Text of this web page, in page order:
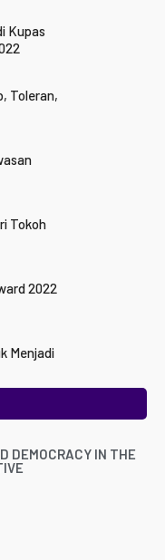
Kupas
Toleran,
Tokoh
2022
Menjadi
DEMOCRACY IN THE